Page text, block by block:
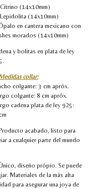
(14x10mm)
(14x10mm)
en cantera mexicano con
morados (14x10mm)
y bolitas en plata de ley
collar:
colgante: 3 cm apróx.
colgante: 8 cm apróx.
cadena plata de ley 925:
acabado, listo para
a cualquier parte del mundo
diseño própio. Se puede
Materiales de la más alta
para asegurar una joya de